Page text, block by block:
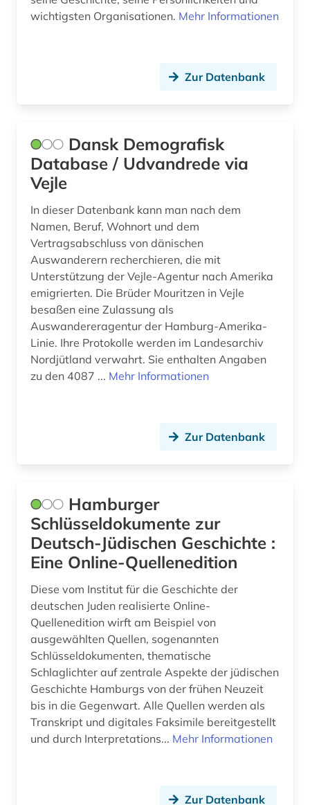
wichtigsten Organisationen. Mehr Informationen
Zur Datenbank
Dansk Demografisk
Database / Udvandrede via
Vejle
In dieser Datenbank kann man nach dem
Namen, Beruf, Wohnort und dem
Vertragsabschluss von dänischen
Auswanderern recherchieren, die mit
Unterstützung der Vejle-Agentur nach Amerika
emigrierten. Die Brüder Mouritzen in Vejle
besaßen eine Zulassung als
Auswandereragentur der Hamburg-Amerika-
Linie. Ihre Protokolle werden im Landesarchiv
Nordjütland verwahrt. Sie enthalten Angaben
zu den 4087 ... Mehr Informationen
Zur Datenbank
Hamburger
Schlüsseldokumente zur
Deutsch-Jüdischen Geschichte :
Eine Online-Quellenedition
Diese vom Institut für die Geschichte der
deutschen Juden realisierte Online-
Quellenedition wirft am Beispiel von
ausgewählten Quellen, sogenannten
Schlüsseldokumenten, thematische
Schlaglichter auf zentrale Aspekte der jüdischen
Geschichte Hamburgs von der frühen Neuzeit
bis in die Gegenwart. Alle Quellen werden als
Transkript und digitales Faksimile bereitgestellt
und durch Interpretations... Mehr Informationen
Zur Datenbank